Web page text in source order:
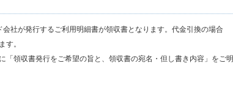
社が発行するご利用明細書が領収書となります。代金引換の場合
す。
領収書発行をご希望の旨と、領収書の宛名・但し書き内容」をご明